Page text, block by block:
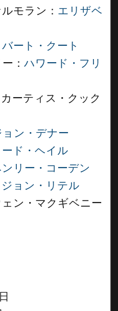
モラン： エリザベ
バート・クート
： ハワード・フリ
ーティス・クック
ョン・デナー
ード・ヘイル
リー・コーデン
ジョン・リテル
ン・マクギベニー